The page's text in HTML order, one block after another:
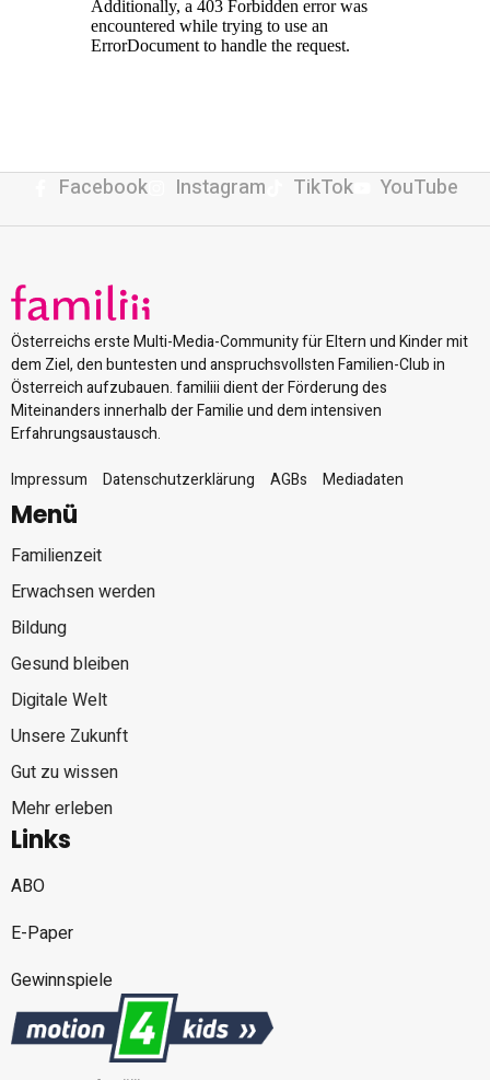
Facebook Instagram TikTok YouTube
Österreichs erste Multi-Media-Community für Eltern und Kinder mit
dem Ziel, den buntesten und anspruchsvollsten Familien-Club in
Österreich aufzubauen. familiii dient der Förderung des
Miteinanders innerhalb der Familie und dem intensiven
Erfahrungsaustausch.
Impressum
Datenschutzerklärung AGBs Mediadaten
Menü
Familienzeit
Erwachsen werden
Bildung
Gesund bleiben
Digitale Welt
Unsere Zukunft
Gut zu wissen
Mehr erleben
Links
ABO
E-Paper
Gewinnspiele